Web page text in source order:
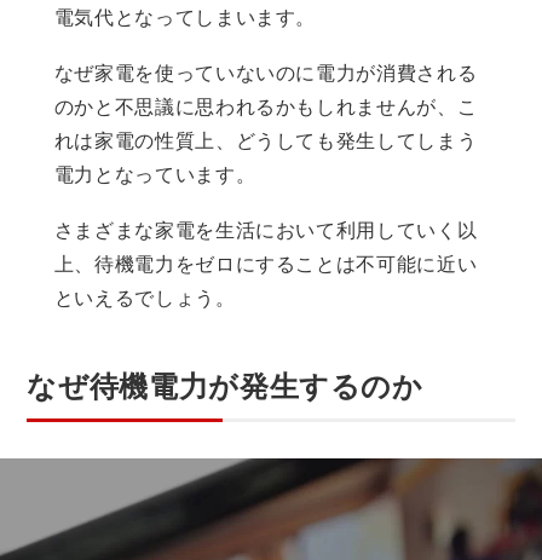
電気代となってしまいます。
なぜ家電を使っていないのに電力が消費される
のかと不思議に思われるかもしれませんが、こ
れは家電の性質上、どうしても発生してしまう
電力となっています。
さまざまな家電を生活において利用していく以
上、待機電力をゼロにすることは不可能に近い
といえるでしょう。
なぜ待機電力が発生するのか